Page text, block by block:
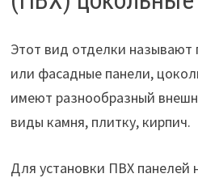
Этот вид отделки называют
или фасадные панели,
имеют разнообразный
виды камня, плитку, кирпич.
Для установки ПВХ панелей